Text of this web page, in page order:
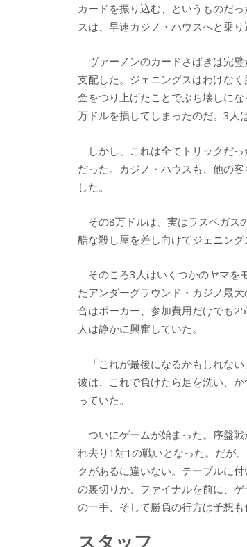
カードを振り込む、というものだ
スは、早速カジノ・ハウスへと乗り
ヴァーノンのカードさばきは完
支配した。ジェニングスはわけな
金をつり上げたことでぶち壊しに
万ドルを損してしまったのだ。3人
しかし、これは全てトリックだ
だった。カジノ・ハウスも、他の
した。
その8万ドルは、実はラスベガス
酷な殺し屋を差し向けてジェニン
そのころ3人はいくつかのヤマを
たアンダーグラウンド・カジノ最
合はポーカー、参加費用だけでも
人は静かに興奮していた。
「これが最後になるかもしれな
彼は、これで負けたら足を洗い、
っていた。
ついにゲームが始まった。序盤
れ去り1対1の戦いとなった。だが
クがあるに違いない。テーブルに
の裏切りか、ファイナルを前に、
の一手、そして勝負の行方は予想も
スタッフ